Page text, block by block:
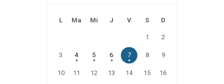
L Ma Mi J V S D
1 2
3 4 5 6 7 8 9
10 11 12 13 14 15 16